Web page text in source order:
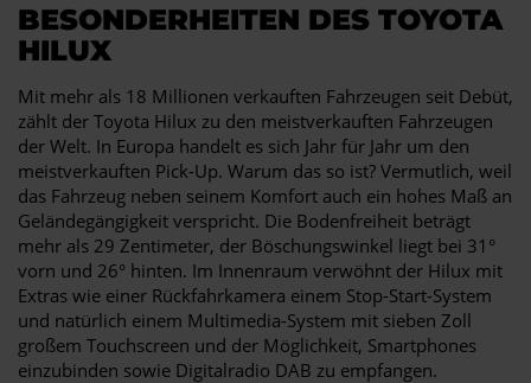
BESONDERHEITEN DES TOYOTA
HILUX
Mit mehr als 18 Millionen verkauften Fahrzeugen seit Debüt,
zählt der Toyota Hilux zu den meistverkauften Fahrzeugen
der Welt. In Europa handelt es sich Jahr für Jahr um den
meistverkauften Pick-Up. Warum das so ist? Vermutlich, weil
das Fahrzeug neben seinem Komfort auch ein hohes Maß an
Geländegängigkeit verspricht. Die Bodenfreiheit beträgt
mehr als 29 Zentimeter, der Böschungswinkel liegt bei 31°
vorn und 26° hinten. Im Innenraum verwöhnt der Hilux mit
Extras wie einer Rückfahrkamera einem Stop-Start-System
und natürlich einem Multimedia-System mit sieben Zoll
großem Touchscreen und der Möglichkeit, Smartphones
einzubinden sowie Digitalradio DAB zu empfangen.